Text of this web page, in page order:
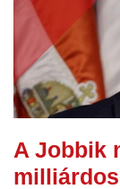
A Jobbik